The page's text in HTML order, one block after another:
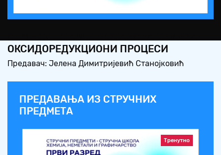
Video
ОКСИДОРЕДУКЦИОНИ ПРОЦЕСИ
Предавач: Јелена Димитријевић Станојковић
ПРЕДАВАЊА ИЗ СТРУЧНИХ
ПРЕДМЕТА
Тренутно